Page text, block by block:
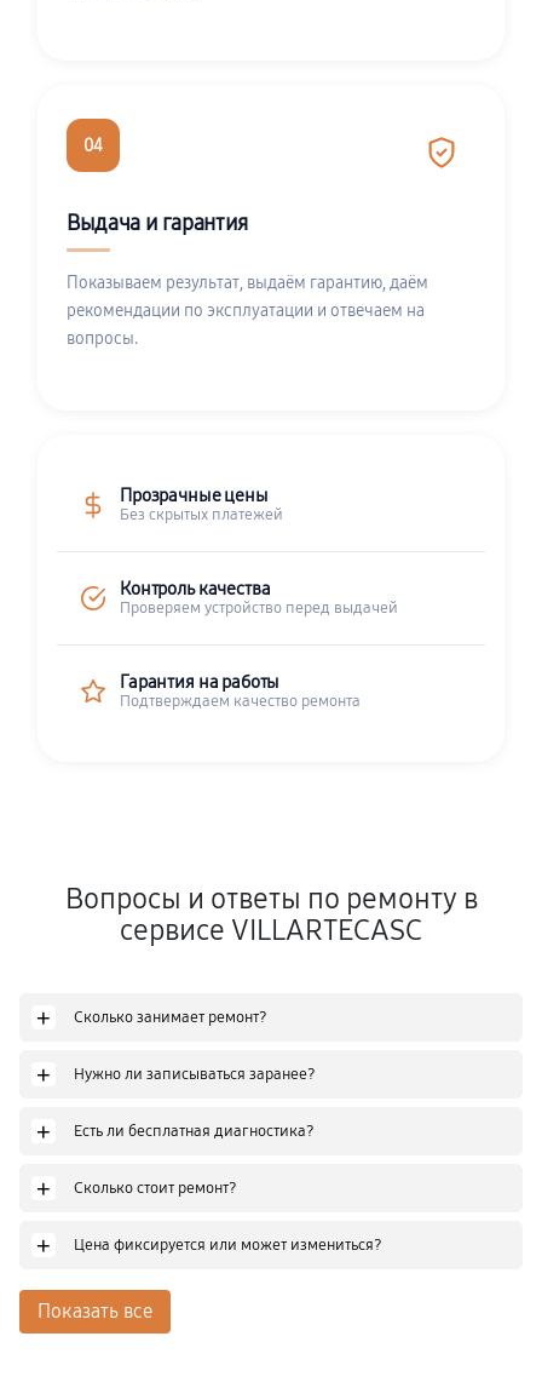
04
Выдача и гарантия
Показываем результат, выдаём гарантию, даём
рекомендации по эксплуатации и отвечаем на
вопросы.
Прозрачные цены
Без скрытых платежей
Контроль качества
Проверяем устройство перед выдачей
Гарантия на работы
Подтверждаем качество ремонта
Вопросы и ответы по ремонту в
сервисе VILLARTECASC
+ Сколько занимает ремонт?
+ Нужно ли записываться заранее?
+ Есть ли бесплатная диагностика?
+ Сколько стоит ремонт?
+ Цена фиксируется или может измениться?
Показать все